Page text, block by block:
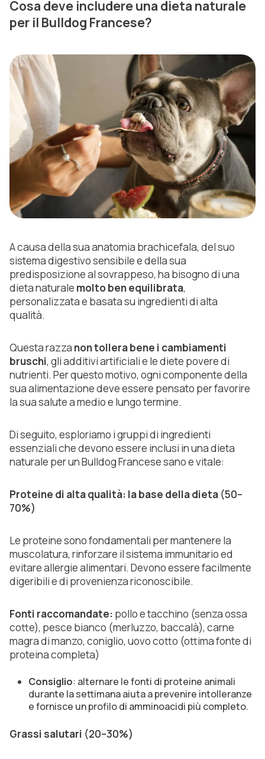
Cosa deve includere una dieta naturale
per il Bulldog Francese?
A causa della sua anatomia brachicefala, del suo
sistema digestivo sensibile e della sua
predisposizione al sovrappeso, ha bisogno di una
dieta naturale molto ben equilibrata,
personalizzata e basata su ingredienti di alta
qualità.
Questa razza non tollera bene i cambiamenti
bruschi, gli additivi artificiali e le diete povere di
nutrienti. Per questo motivo, ogni componente della
sua alimentazione deve essere pensato per favorire
la sua salute a medio e lungo termine.
Di seguito, esploriamo i gruppi di ingredienti
essenziali che devono essere inclusi in una dieta
naturale per un Bulldog Francese sano e vitale:
Proteine di alta qualità: la base della dieta (50–
70%)
Le proteine sono fondamentali per mantenere la
muscolatura, rinforzare il sistema immunitario ed
evitare allergie alimentari. Devono essere facilmente
digeribili e di provenienza riconoscibile.
Fonti raccomandate: pollo e tacchino (senza ossa
cotte), pesce bianco (merluzzo, baccalà), carne
magra di manzo, coniglio, uovo cotto (ottima fonte di
proteina completa)
Consiglio: alternare le fonti di proteine animali
durante la settimana aiuta a prevenire intolleranze
e fornisce un profilo di amminoacidi più completo.
Grassi salutari (20–30%)